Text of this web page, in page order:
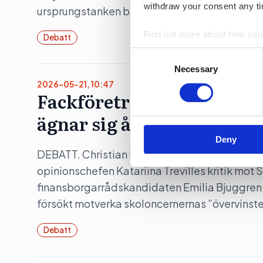
withdraw your consent any
Find out more about how
information about your use
other information that
Necessary
Deny
ursprungstanken bakom Almedalsveckan
Debatt
2026-05-21, 10:47
Fackföreträdare på
ägnar sig åt hårklyveri
DEBATT. Christian Liljeros, Lärare och
opinionschefen Katariina Trevilles kritik mot
finansborgarrådskandidaten Emilia
försökt motverka skoloncernernas
Debatt